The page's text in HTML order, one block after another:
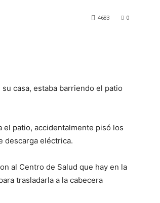
0
4683
casa, estaba barriendo el patio
el patio, accidentalmente pisó los
descarga eléctrica.
al Centro de Salud que hay en la
trasladarla a la cabecera